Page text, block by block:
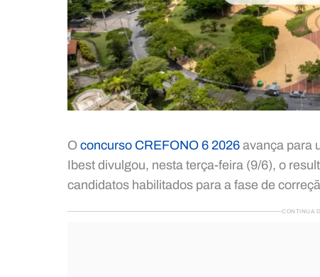
O concurso CREFONO 6 2026 avança para
Ibest divulgou, nesta terça-feira (9/6), o
candidatos habilitados para a fase de
CONTINUA